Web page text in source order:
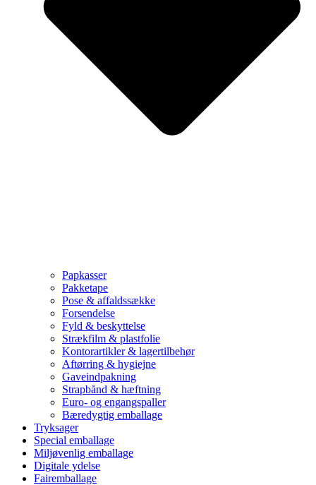
Papkasser
Pakketape
Pose & affaldssække
Forsendelse
Fyld & beskyttelse
Strækfilm & plastfolie
Kontorartikler & lagertilbehør
Aftørring & hygiejne
Gaveindpakning
Strapbånd & hæftning
Euro- og engangspaller
Bæredygtig emballage
Tryksager
Special emballage
Miljøvenlig emballage
Digitale ydelse
Fairemballage